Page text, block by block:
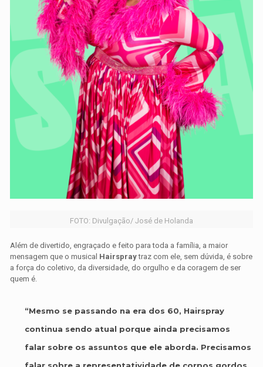
FOTO: Divulgação/ José de Holanda
Além de divertido, engraçado e feito para toda a família, a maior
mensagem que o musical Hairspraytraz com ele, sem dúvida, é sobre
a força do coletivo, da diversidade, do orgulho e da coragem de ser
quem é.
“Mesmo se passando na era dos 60, Hairspray
continua sendo atual porque ainda precisamos
falar sobre os assuntos que ele aborda. Precisamos